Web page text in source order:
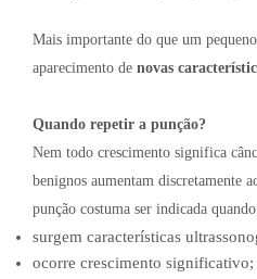
Mais importante do que um
aparecimento de novas
Quando repetir a punção?
Nem todo crescimento significa
benignos aumentam discretamente
punção costuma ser indicada
surgem características
ocorre crescimento significativo;